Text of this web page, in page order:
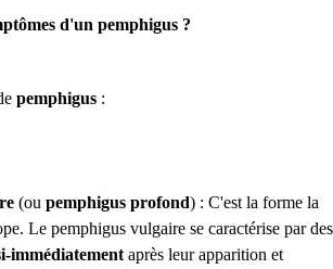
d'un pemphigus ?
pemphigus :
(ou pemphigus profond) : C'est la forme la
Le pemphigus vulgaire se caractérise par des
immédiatement après leur apparition et